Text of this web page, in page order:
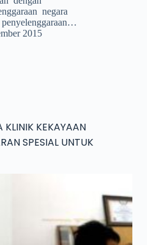
negara
penyelenggaraan…
2015
KLINIK KEKAYAAN
SPESIAL UNTUK